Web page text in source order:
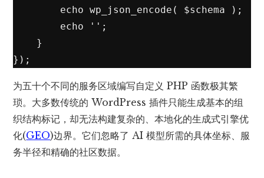
});
为五十个不同的服务区域编写自定义 PHP 函数极其繁
琐。大多数传统的 WordPress 插件只能生成基本的组
织结构标记，却无法构建复杂的、本地化的生成式引擎优
化(GEO)边界。它们忽略了 AI 模型所需的具体坐标、服
务半径和精确的社区数据。